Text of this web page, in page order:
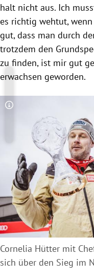
halt nicht aus. Ich
es richtig wehtut,
gut, dass man durch
trotzdem den
zu finden, ist mir gut
erwachsen geworden.
Copyright-Hinweis
Cornelia Hütter mit
sich über den Sieg im